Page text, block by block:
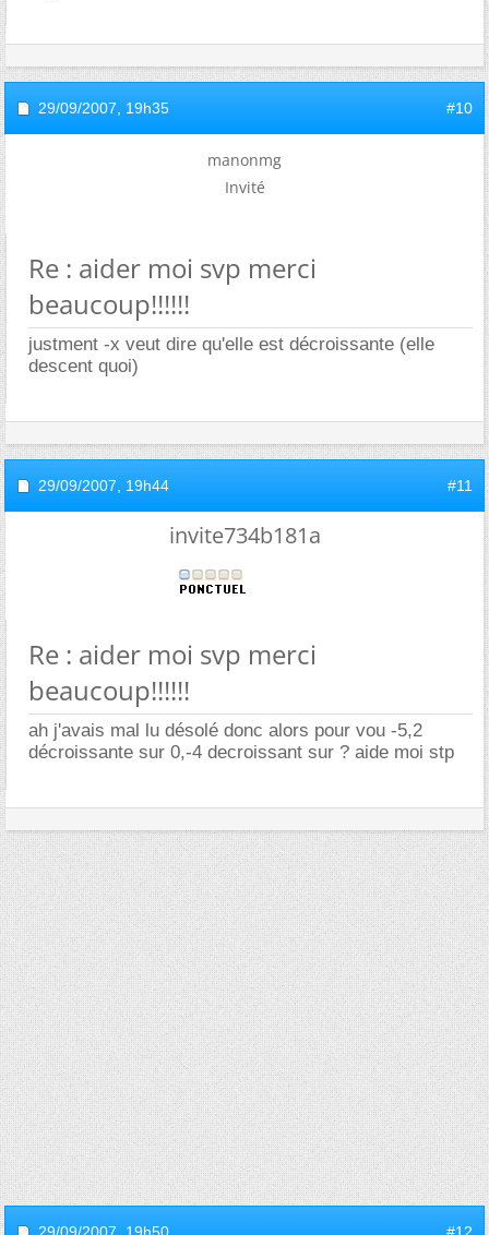
29/09/2007, 19h35 #10
manonmg
Invité
Re : aider moi svp merci
beaucoup!!!!!!
justment -x veut dire qu'elle est décroissante (elle
descent quoi)
29/09/2007, 19h44 #11
invite734b181a
Re : aider moi svp merci
beaucoup!!!!!!
ah j'avais mal lu désolé donc alors pour vou -5,2
décroissante sur 0,-4 decroissant sur ? aide moi stp